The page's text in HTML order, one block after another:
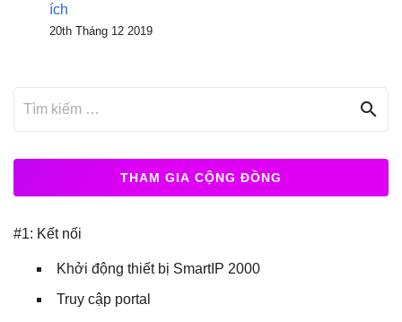
ích
20th Tháng 12 2019
search
THAM GIA CỘNG ĐỒNG
#1: Kết nối
Khởi động thiết bị SmartIP 2000
Truy cập portal